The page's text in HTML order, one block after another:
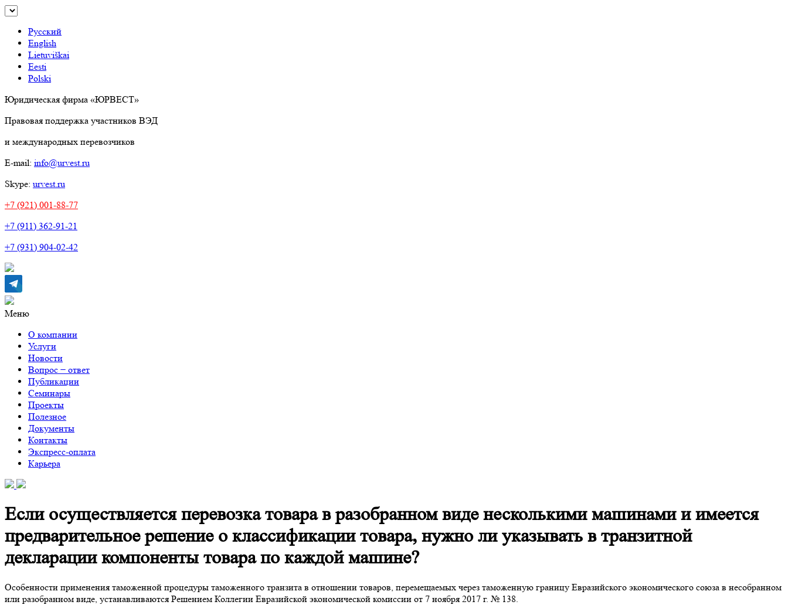
Русский
English
Lietuviškai
Eesti
Polski
Юридическая фирма «ЮРВЕСТ»
Правовая поддержка участников ВЭД
и международных перевозчиков
E-mail: info@urvest.ru
Skype: urvest.ru
+7 (921) 001-88-77
+7 (911) 362-91-21
+7 (931) 904-02-42
Меню
О компании
Услуги
Новости
Вопрос − ответ
Публикации
Семинары
Проекты
Полезное
Документы
Контакты
Экспресс-оплата
Карьера
Если осуществляется перевозка товара в разобранном виде несколькими машинами и имеется
предварительное решение о классификации товара, нужно ли указывать в транзитной
декларации компоненты товара по каждой машине?
Особенности применения таможенной процедуры таможенного транзита в отношении товаров, перемещаемых через таможенную границу Евразийского экономического союза в несобранном
или разобранном виде, устанавливаются Решением Коллегии Евразийской экономической комиссии от 7 ноября 2017 г. № 138.